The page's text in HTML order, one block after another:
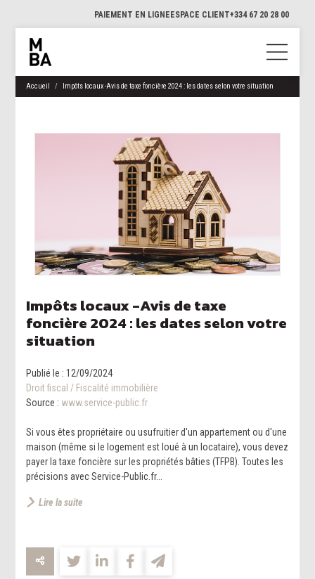
PAIEMENT EN LIGNEESPACE CLIENT+334 67 20 28 00
Accueil Impôts locaux -Avis de taxe foncière 2024 : les dates selon votre situation
Impôts locaux -Avis de taxe
foncière 2024 : les dates selon votre
situation
Publié le :12/09/2024
Droit fiscal / Fiscalité immobilière
Source : www.service-public.fr
Si vous êtes propriétaire ou usufruitier d'un appartement ou d'une
maison (même si le logement est loué à un locataire), vous devez
payer la taxe foncière sur les propriétés bâties (TFPB). Toutes les
précisions avec Service-Public.fr...
Lire la suite